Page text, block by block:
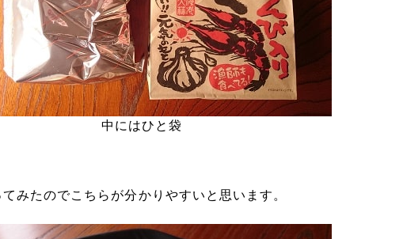
中にはひと袋
みたのでこちらが分かりやすいと思います。